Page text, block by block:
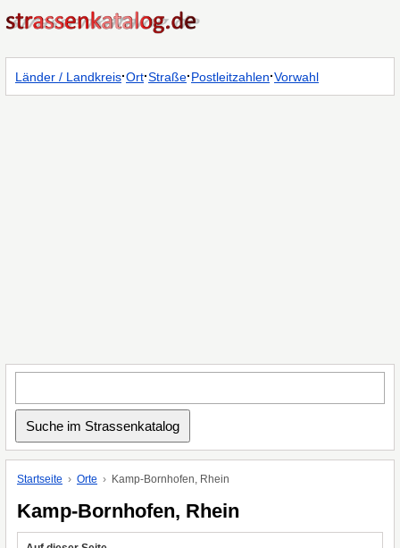
Länder / Landkreis·Ort·Straße·Postleitzahlen·Vorwahl
Startseite Orte Kamp-Bornhofen, Rhein
Kamp-Bornhofen, Rhein